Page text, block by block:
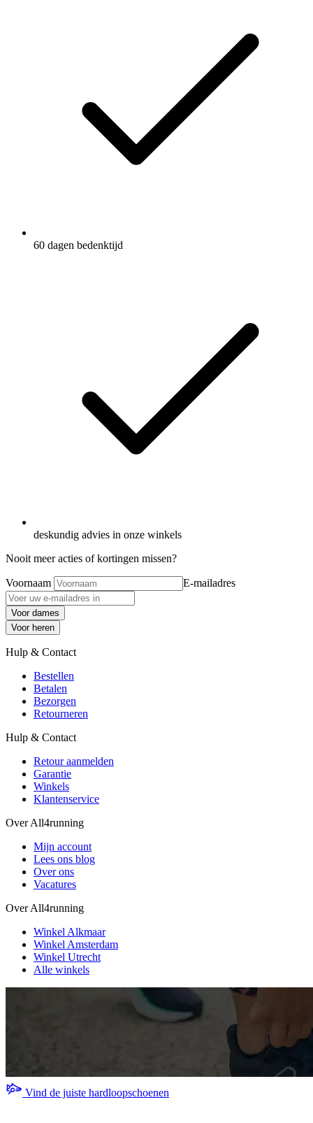
60 dagen bedenktijd
deskundig advies in onze winkels
Nooit meer acties of kortingen missen?
Voornaam E-mailadres
Voor dames
Voor heren
Hulp & Contact
Bestellen
Betalen
Bezorgen
Retourneren
Hulp & Contact
Retour aanmelden
Garantie
Winkels
Klantenservice
Over All4running
Mijn account
Lees ons blog
Over ons
Vacatures
Over All4running
Winkel Alkmaar
Winkel Amsterdam
Winkel Utrecht
Alle winkels
Vind de juiste hardloopschoenen